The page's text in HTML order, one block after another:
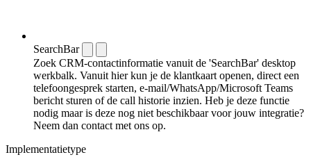
SearchBar
Zoek CRM-contactinformatie vanuit de 'SearchBar' desktop
werkbalk. Vanuit hier kun je de klantkaart openen, direct een
telefoongesprek starten, e-mail/WhatsApp/Microsoft Teams
bericht sturen of de call historie inzien. Heb je deze functie
nodig maar is deze nog niet beschikbaar voor jouw integratie?
Neem dan contact met ons op.
Implementatietype